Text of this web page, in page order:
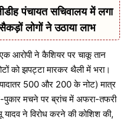
पंचायत सचिवालय में लगा
लोगों ने उठाया लाभ
आरोपी ने कैशियर पर चाकू तान
को झपट्टा मारकर थैली में भरा।
500 और 200 के नोट) मात्र
मचने पर ब्रांच में अफरा-तफरी
यादव ने विरोध करने की कोशिश की,